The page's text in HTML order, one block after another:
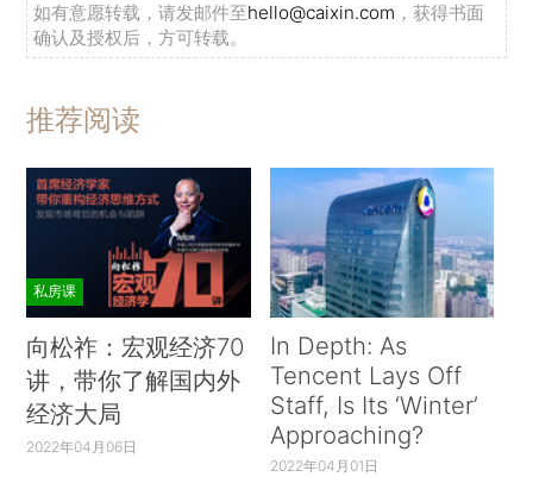
如有意愿转载，请发邮件至hello@caixin.com ，获得书面
确认及授权后，方可转载。
推荐阅读
私房课
向松祚：宏观经济70
讲，带你了解国内外
经济大局
2022年04月06日
In Depth: As
Tencent Lays Off
Staff, Is Its ‘Winter’
Approaching?
2022年04月01日